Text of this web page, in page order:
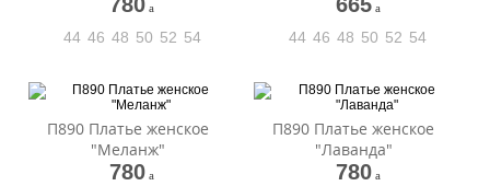
a
44 46 48 50 52 54
a
44 46 48 50 52 54
П890 Платье женское
"Меланж"
780 a
П890 Платье женское
"Лаванда"
780 a